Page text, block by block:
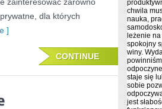
dla których
]
CONTINUE
chwila
nauka,
leżenie
spokojny
winy.
staje się
sobie
jest